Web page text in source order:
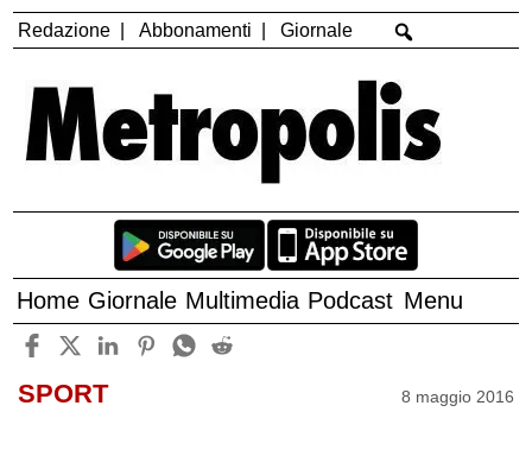
Redazione Abbonamenti Giornale
Home Giornale Multimedia Podcast Menu
SPORT 8 maggio 2016